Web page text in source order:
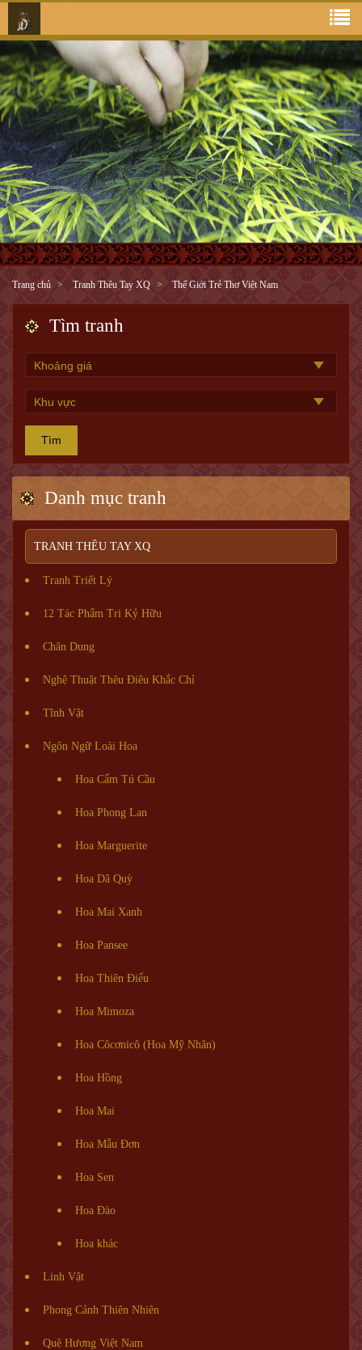
Trang chủ Tranh Thêu Tay XQ Thế Giới Trẻ Thơ Việt Nam
Tìm tranh
Tìm
Danh mục tranh
TRANH THÊU TAY XQ
Tranh Triết Lý
12 Tác Phẩm Tri Kỷ Hữu
Chân Dung
Nghệ Thuật Thêu Điêu Khắc Chỉ
Tĩnh Vật
Ngôn Ngữ Loài Hoa
Hoa Cẩm Tú Cầu
Hoa Phong Lan
Hoa Marguerite
Hoa Dã Quỳ
Hoa Mai Xanh
Hoa Pansee
Hoa Thiên Điểu
Hoa Mimoza
Hoa Côcơnicô (Hoa Mỹ Nhân)
Hoa Hồng
Hoa Mai
Hoa Mẫu Đơn
Hoa Sen
Hoa Đào
Hoa khác
Linh Vật
Phong Cảnh Thiên Nhiên
Quê Hương Việt Nam